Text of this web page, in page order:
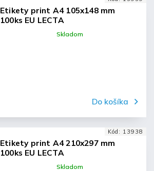
Etikety print A4 105x148 mm
100ks EU LECTA
Skladom
Do košíka
Etikety print A4 210x297 mm
100ks EU LECTA
Skladom
Kód: 13938